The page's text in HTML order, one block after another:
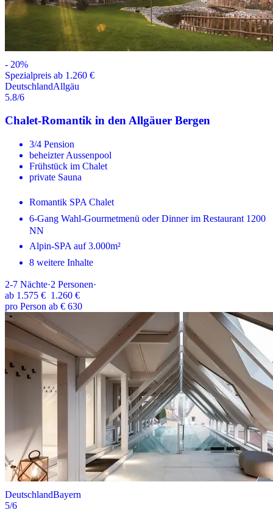
- 20%
Spezialpreis ab 1.260 €
DeutschlandAllgäu
5.8/6
Chalet-Romantik in den Allgäuer Bergen
3/4 Pension
beheizter Aussenpool
Frühstück im Chalet
private Sauna
Romantik SPA Chalet
6-Gang Wahl-Gourmetmenü oder Dinner im Restaurant 1200
NN
Alpin-SPA auf 3.000m²
8 weitere Inhalte
2-7 Nächte·2 Personen·
ab 1.575 € 1.260 €
pro Person ab € 630
DeutschlandBayern
5/6